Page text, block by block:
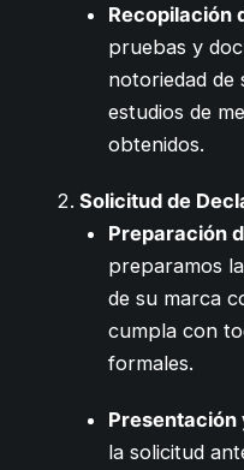
Recopilación
pruebas y
notoriedad de
estudios de
obtenidos.
Solicitud de
Preparación
preparamos
de su marca
cumpla con
formales.
Presentación
la solicitud